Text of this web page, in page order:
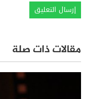
مقالات ذات صلة